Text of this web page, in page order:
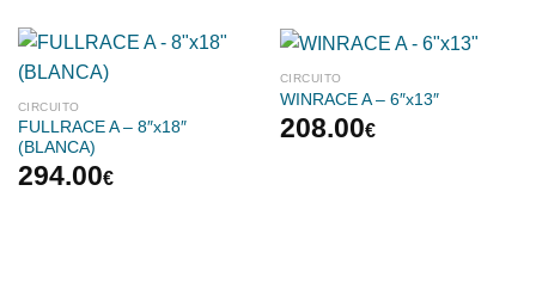
CIRCUITO
FULLRACE A – 8″x18″
(BLANCA)
294.00€
CIRCUITO
WINRACE A – 6″x13″
208.00€